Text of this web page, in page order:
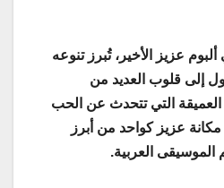
عزيز الأخير، تُبرز تنوعه
إلى قلوب العديد من
العميقة التي تتحدث عن الحب
عزيز كواحد من أبرز
الموسيقى العربية.